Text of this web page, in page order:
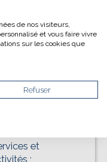
nécessaires
ainsi un
doit
à une
:
aux
et
;
de nos visiteurs,
et vous faire vivre
sur les cookies que
Refuser